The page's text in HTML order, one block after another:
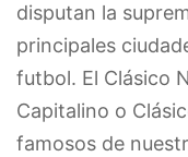
disputan la
principales
futbol. El Clásico
Capitalino o
famosos de